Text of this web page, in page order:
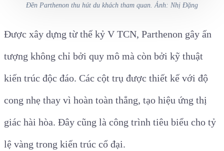
Đền Parthenon thu hút du khách tham quan. Ảnh: Nhị Đặng
Được xây dựng từ thế kỷ V TCN, Parthenon gây ấn
tượng không chỉ bởi quy mô mà còn bởi kỹ thuật
kiến trúc độc đáo. Các cột trụ được thiết kế với độ
cong nhẹ thay vì hoàn toàn thẳng, tạo hiệu ứng thị
giác hài hòa. Đây cũng là công trình tiêu biểu cho tỷ
lệ vàng trong kiến trúc cổ đại.